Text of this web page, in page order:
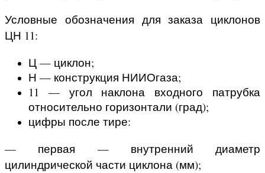
Условные обозначения для заказа циклонов
ЦН 11:
Ц — циклон;
Н — конструкция НИИОгаза;
11 — угол наклона входного патрубка
относительно горизонтали (град);
цифры после тире:
— первая — внутренний диаметр
цилиндрической части циклона (мм);